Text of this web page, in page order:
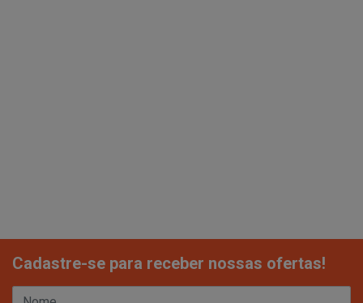
Cadastre-se para receber nossas ofertas!